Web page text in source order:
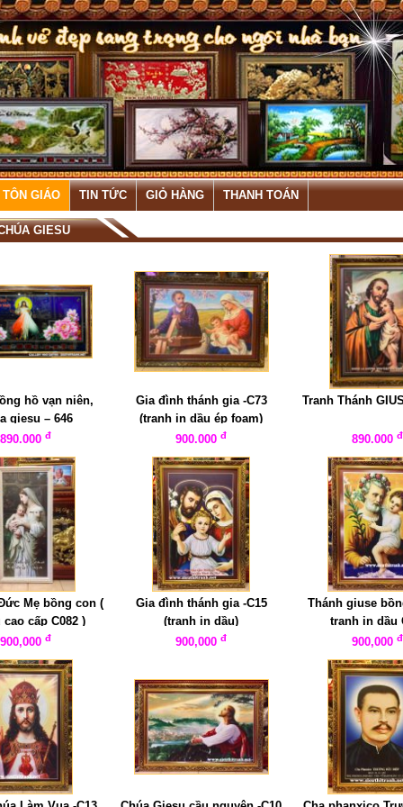
GIÁO TIN TỨC GIỎ HÀNG THANH TOÁN
GIESU
hồ vạn niên,
giesu – 646
890.000 đ
Gia đình thánh gia -C73
(tranh in dầu ép foam)
900.000đ
Tranh Thánh
890.000đ
Mẹ bồng con (
cấp C082 )
900,000 đ
Gia đình thánh gia -C15
(tranh in dầu)
900,000đ
Thánh giuse
tranh in dầu
900,000đ